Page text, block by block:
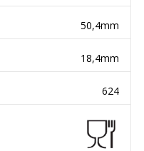
50,4mm
18,4mm
624